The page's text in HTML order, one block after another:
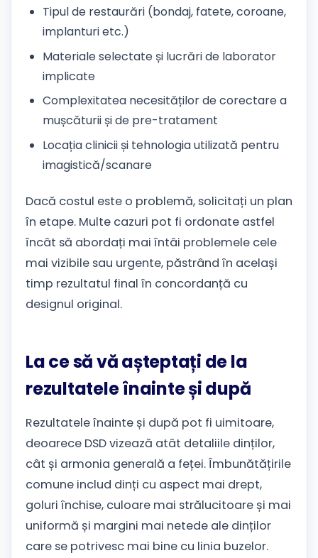
Tipul de restaurări (bondaj, fatete, coroane,
implanturi etc.)
Materiale selectate și lucrări de laborator
implicate
Complexitatea necesităților de corectare a
mușcăturii și de pre-tratament
Locația clinicii și tehnologia utilizată pentru
imagistică/scanare
Dacă costul este o problemă, solicitați un plan
în etape. Multe cazuri pot fi ordonate astfel
încât să abordați mai întâi problemele cele
mai vizibile sau urgente, păstrând în același
timp rezultatul final în concordanță cu
designul original.
La ce să vă așteptați de la
rezultatele înainte și după
Rezultatele înainte și după pot fi uimitoare,
deoarece DSD vizează atât detaliile dinților,
cât și armonia generală a feței. Îmbunătățirile
comune includ dinți cu aspect mai drept,
goluri închise, culoare mai strălucitoare și mai
uniformă și margini mai netede ale dinților
care se potrivesc mai bine cu linia buzelor.